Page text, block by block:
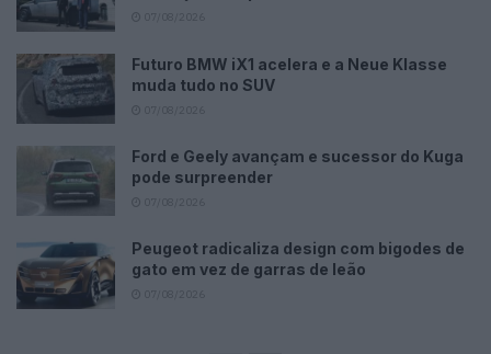
Futuro BMW iX1 acelera e a Neue Klasse
muda tudo no SUV
Ford e Geely avançam e sucessor do Kuga
pode surpreender
Peugeot radicaliza design com bigodes de
gato em vez de garras de leão